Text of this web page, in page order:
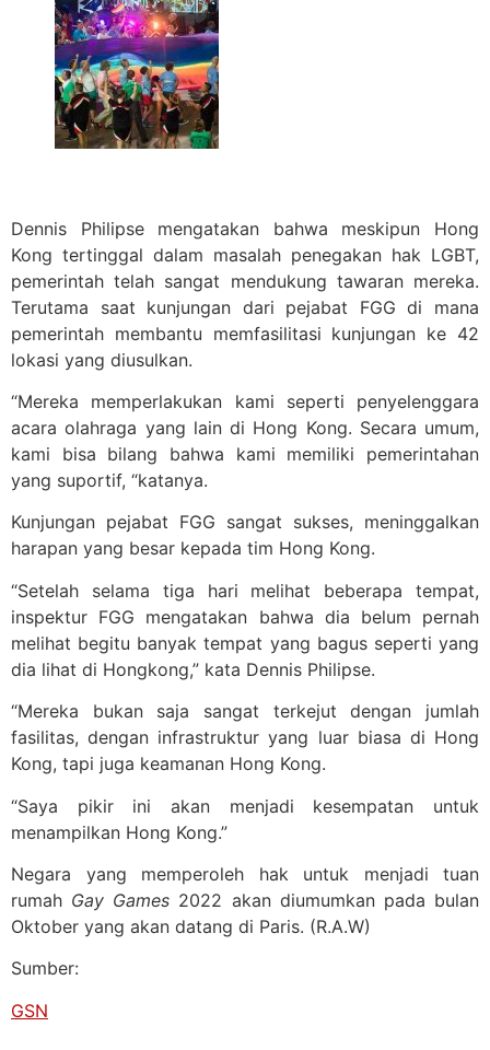
Dennis Philipse mengatakan bahwa meskipun Hong
Kong tertinggal dalam masalah penegakan hak LGBT,
pemerintah telah sangat mendukung tawaran mereka.
Terutama saat kunjungan dari pejabat FGG di mana
pemerintah membantu memfasilitasi kunjungan ke 42
lokasi yang diusulkan.
“Mereka memperlakukan kami seperti penyelenggara
acara olahraga yang lain di Hong Kong. Secara umum,
kami bisa bilang bahwa kami memiliki pemerintahan
yang suportif, “katanya.
Kunjungan pejabat FGG sangat sukses, meninggalkan
harapan yang besar kepada tim Hong Kong.
“Setelah selama tiga hari melihat beberapa tempat,
inspektur FGG mengatakan bahwa dia belum pernah
melihat begitu banyak tempat yang bagus seperti yang
dia lihat di Hongkong,” kata Dennis Philipse.
“Mereka bukan saja sangat terkejut dengan jumlah
fasilitas, dengan infrastruktur yang luar biasa di Hong
Kong, tapi juga keamanan Hong Kong.
“Saya pikir ini akan menjadi kesempatan untuk
menampilkan Hong Kong.”
Negara yang memperoleh hak untuk menjadi tuan
rumah Gay Games 2022 akan diumumkan pada bulan
Oktober yang akan datang di Paris. (R.A.W)
Sumber:
GSN